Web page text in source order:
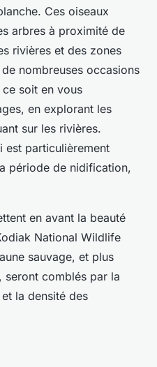
Ces oiseaux
arbres à proximité de
rivières et des zones
nombreuses occasions
ce soit en vous
en explorant les
sur les rivières.
est particulièrement
période de nidification,
en avant la beauté
National Wildlife
sauvage, et plus
seront comblés par la
la densité des